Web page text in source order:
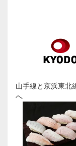
山手線と京浜東北
へ